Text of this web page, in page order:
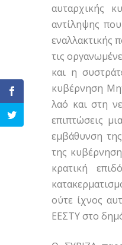
αυταρχικής
αντίληψης
εναλλακτικής
τις
και η
κυβέρνηση
λαό και στη
επιπτώσεις
εμβάθυνση
της
κρατική
ούτε ίχνος
ΕΕΣΤΥ στο